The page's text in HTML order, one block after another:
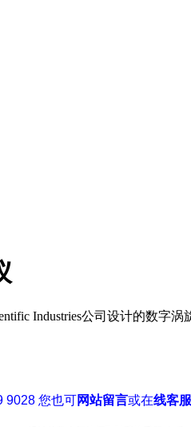
Industries公司设计的数字
9028 您也可网站留言或在线客